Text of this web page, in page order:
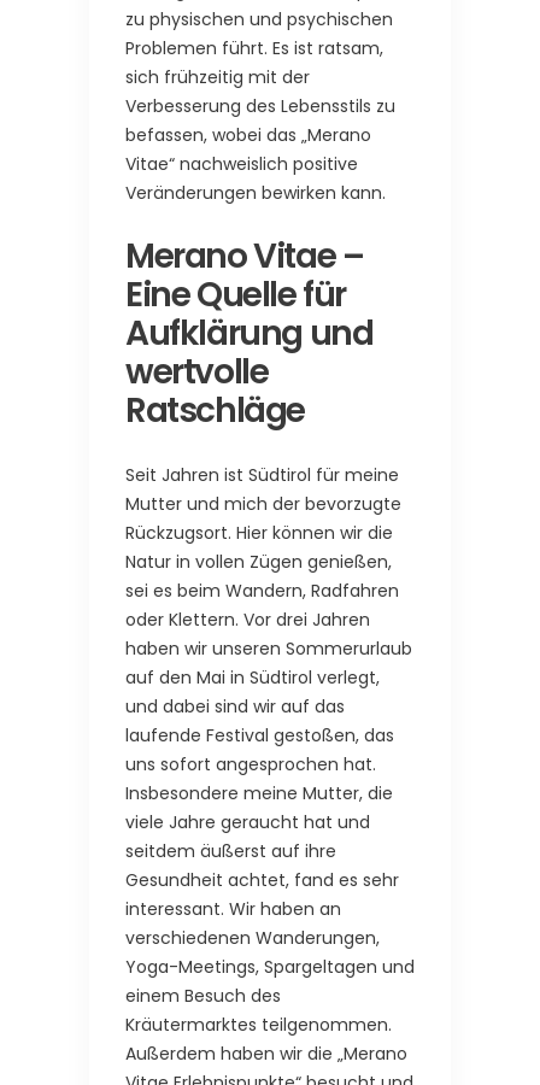
zu physischen und psychischen
Problemen führt. Es ist ratsam,
sich frühzeitig mit der
Verbesserung des Lebensstils zu
befassen, wobei das „Merano
Vitae“ nachweislich positive
Veränderungen bewirken kann.
Merano Vitae –
Eine Quelle für
Aufklärung und
wertvolle
Ratschläge
Seit Jahren ist Südtirol für meine
Mutter und mich der bevorzugte
Rückzugsort. Hier können wir die
Natur in vollen Zügen genießen,
sei es beim Wandern, Radfahren
oder Klettern. Vor drei Jahren
haben wir unseren Sommerurlaub
auf den Mai in Südtirol verlegt,
und dabei sind wir auf das
laufende Festival gestoßen, das
uns sofort angesprochen hat.
Insbesondere meine Mutter, die
viele Jahre geraucht hat und
seitdem äußerst auf ihre
Gesundheit achtet, fand es sehr
interessant. Wir haben an
verschiedenen Wanderungen,
Yoga-Meetings, Spargeltagen und
einem Besuch des
Kräutermarktes teilgenommen.
Außerdem haben wir die „Merano